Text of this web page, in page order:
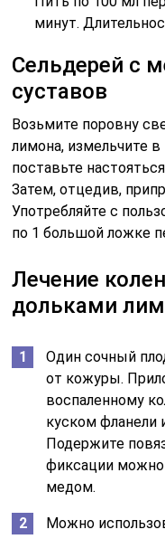
минут.
Сельдерей с
суставов
Возьмите поровну
лимона, измельчите
поставьте
Затем, отцедив,
Употребляйте с
по 1 большой ложке
Лечение
дольками
Один сочный
от кожуры.
воспаленному
куском фланели
Подержите
фиксации можно
медом.
Можно